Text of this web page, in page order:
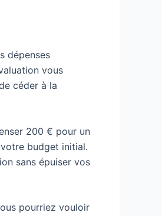
dépenses
vous
céder à la
200 € pour un
budget initial.
sans épuiser vos
pourriez vouloir